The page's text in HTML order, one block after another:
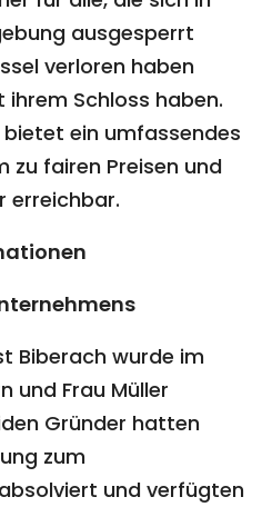
ausgesperrt
verloren haben
Schloss haben.
ein umfassendes
zu fairen Preisen und
erreichbar.
Biberach wurde im
und Frau Müller
Gründer hatten
zum
und verfügten